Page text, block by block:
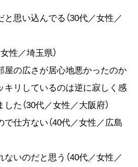
思い込んでる（30代／女性／
性／埼玉県）
屋の広さが居心地悪かったのか
キリしているのは逆に寂しく感
た（30代／女性／大阪府）
で仕方ない（40代／女性／広島
いのだと思う（40代／女性／